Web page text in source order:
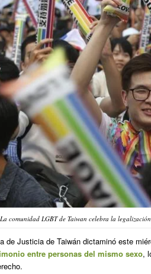
La comunidad LGBT de Taiwan celebra la
de Justicia de Taiwán dictaminó este
entre personas del mismo sexo,